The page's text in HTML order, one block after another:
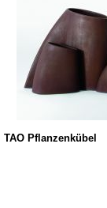
TAO Pflanzenkübel